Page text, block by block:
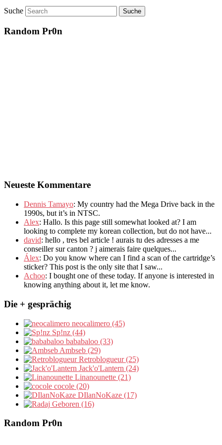
Suche
Random Pr0n
Neueste Kommentare
Dennis Tamayo: My country had the Mega Drive back in the
1990s, but it’s in NTSC.
Alex: Hallo. Is this page still somewhat looked at? I am
looking to complete my korean collection, but do not have...
david: hello , tres bel article ! aurais tu des adresses a me
conseiller sur canton ? j aimerais faire quelques...
Álex: Do you know where can I find a scan of the cartridge’s
sticker? This post is the only site that I saw...
Achoo: I bought one of these today. If anyone is interested in
knowing anything about it, let me know.
Die + gesprächig
neocalimero (45)
Sp!nz (44)
bababaloo (33)
Ambseb (29)
Retroblogueur (25)
Jack'o'Lantern (24)
Linanounette (21)
cocole (20)
DIlanNoKaze (17)
Geboren (16)
Random Pr0n